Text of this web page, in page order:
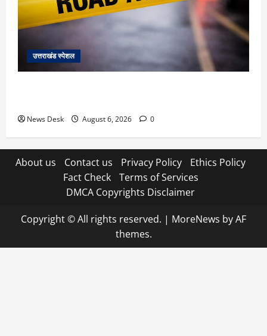
उत्तराखंड स्पेशल
News Desk August 6, 2026 0
About us Contact us Privacy Policy
Ethics Policy
Fact Check
Terms of Services
DMCA Copyrights Disclaimer
Copyright © All rights reserved. | MoreNews by AF
themes.